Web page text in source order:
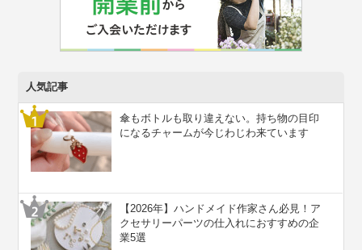
人気記事
傘もボトルも取り違えない。持ち物の目印
になるチャームが今じわじわ来ています
【2026年】ハンドメイド作家さん必見！ア
クセサリーパーツの仕入れにおすすめの企
業5選